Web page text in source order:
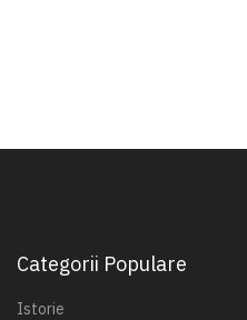
Categorii Populare
Istorie